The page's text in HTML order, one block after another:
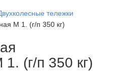
тележки
М 1. (г/п 350 кг)
(г/п 350 кг)